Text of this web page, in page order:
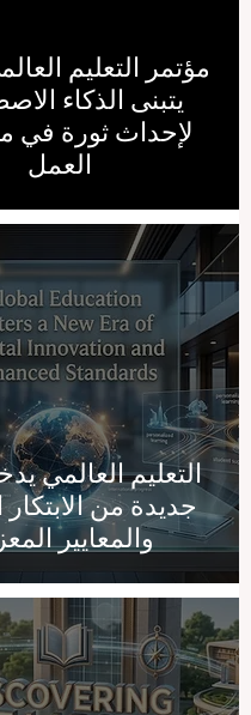
يتبنى الذكاء
لإحداث ثورة في
العمل
التعليم العالمي
جديدة من
والمعايير